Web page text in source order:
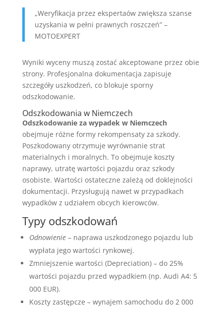
„Weryfikacja przez ekspertaów zwiększa szanse
uzyskania w pełni prawnych roszczeń” –
MOTOEXPERT
Wyniki wyceny muszą zostać akceptowane przez obie
strony. Profesjonalna dokumentacja zapisuje
szczegóły uszkodzeń, co blokuje sporny
odszkodowanie.
Odszkodowania w Niemczech
Odszkodowanie za wypadek w Niemczech
obejmuje różne formy rekompensaty za szkody.
Poszkodowany otrzymuje wyrównanie strat
materialnych i moralnych. To obejmuje koszty
naprawy, utratę wartości pojazdu oraz szkody
osobiste. Wartości ostateczne zależą od doklejności
dokumentacji. Przysługują nawet w przypadkach
wypadków z udziałem obcych kierowców.
Typy odszkodowań
Odnowienie– naprawa uszkodzonego pojazdu lub
wypłata jego wartości rynkowej.
Zmniejszenie wartości (Depreciation) – do 25%
wartości pojazdu przed wypadkiem (np. Audi A4: 5
000 EUR).
Koszty zastępcze – wynajem samochodu do 2 000